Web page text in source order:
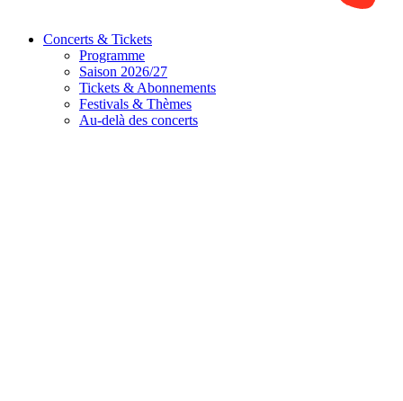
Concerts & Tickets
Programme
Saison 2026/27
Tickets & Abonnements
Festivals & Thèmes
Au-delà des concerts